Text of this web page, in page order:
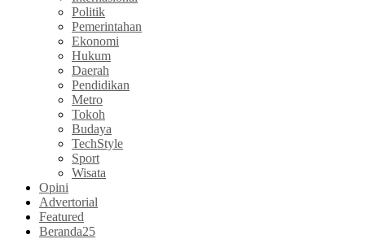
Politik
Pemerintahan
Ekonomi
Hukum
Daerah
Pendidikan
Metro
Tokoh
Budaya
TechStyle
Sport
Wisata
Opini
Advertorial
Featured
Beranda25